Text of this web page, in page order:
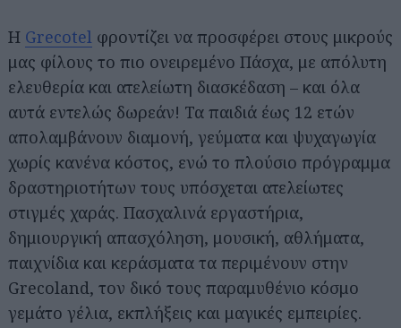
Η Grecotel φροντίζει να προσφέρει στους μικρούς
μας φίλους το πιο ονειρεμένο Πάσχα, με απόλυτη
ελευθερία και ατελείωτη διασκέδαση – και όλα
αυτά εντελώς δωρεάν! Τα παιδιά έως 12 ετών
απολαμβάνουν διαμονή, γεύματα και ψυχαγωγία
χωρίς κανένα κόστος, ενώ το πλούσιο πρόγραμμα
δραστηριοτήτων τους υπόσχεται ατελείωτες
στιγμές χαράς. Πασχαλινά εργαστήρια,
δημιουργική απασχόληση, μουσική, αθλήματα,
παιχνίδια και κεράσματα τα περιμένουν στην
Grecoland, τον δικό τους παραμυθένιο κόσμο
γεμάτο γέλια, εκπλήξεις και μαγικές εμπειρίες.